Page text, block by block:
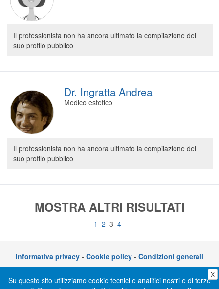
Il professionista non ha ancora ultimato la compilazione del
suo profilo pubblico
Dr. Ingratta Andrea
Medico estetico
Il professionista non ha ancora ultimato la compilazione del
suo profilo pubblico
MOSTRA ALTRI RISULTATI
1 2 3 4
Su questo sito utilizziamo cookie tecnici e analitici nostri e di terze
X
Informativa privacy - Cookie policy - Condizioni generali
CLICKDOC è un servizio di CGM Italia S.r.l. - P.I. 05014030729 – Via adriano
Olivetti 10, 70056 Molfetta (BA)